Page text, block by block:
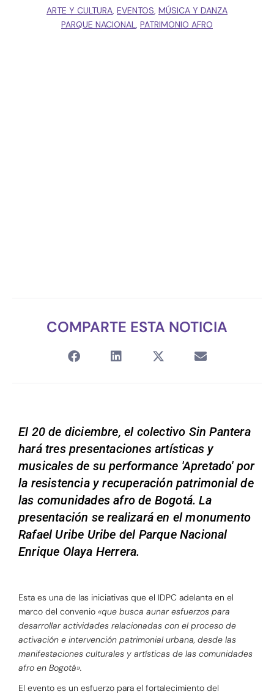
ARTE Y CULTURA, EVENTOS, MÚSICA Y DANZA
PARQUE NACIONAL, PATRIMONIO AFRO
COMPARTE ESTA NOTICIA
El 20 de diciembre, el colectivo Sin Pantera
hará tres presentaciones artísticas y
musicales de su performance 'Apretado' por
la resistencia y recuperación patrimonial de
las comunidades afro de Bogotá. La
presentación se realizará en el monumento
Rafael Uribe Uribe del Parque Nacional
Enrique Olaya Herrera.
Esta es una de las iniciativas que el IDPC adelanta en el
marco del convenio «que busca aunar esfuerzos para
desarrollar actividades relacionadas con el proceso de
activación e intervención patrimonial urbana, desde las
manifestaciones culturales y artísticas de las comunidades
afro en Bogotá».
El evento es un esfuerzo para el fortalecimiento del